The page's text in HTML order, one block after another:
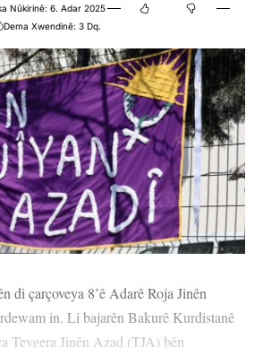
Nûkirinê: 6. Adar 2025
Dema Xwendinê: 3 Dq.
di çarçoveya 8’ê Adarê Roja Jinên
in. Li bajarên Bakurê Kurdistanê
Tevgera Jinên Azad (TJA) bên